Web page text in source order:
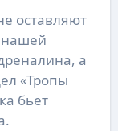
оставляют
нашей
а
«Тропы
бьет